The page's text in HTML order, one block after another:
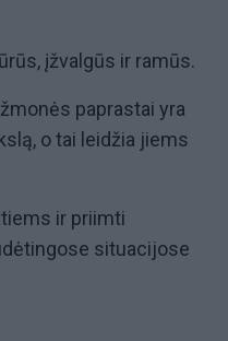
įžvalgūs ir ramūs.
paprastai yra
o tai leidžia jiems
ir priimti
situacijose